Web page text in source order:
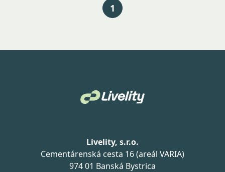
1
Livelity, s.r.o.
Cementárenská cesta 16 (areál VARIA)
974 01 Banská Bystrica